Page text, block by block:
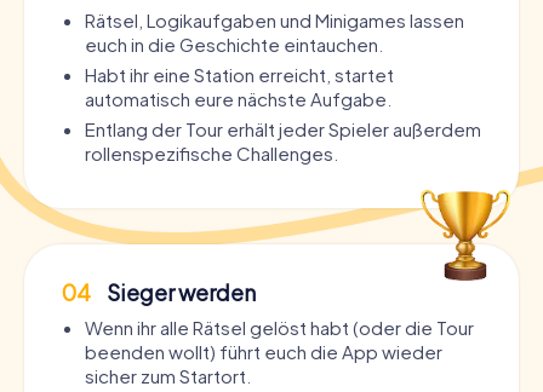
Rätsel, Logikaufgaben und Minigames lassen
euch in die Geschichte eintauchen.
Habt ihr eine Station erreicht, startet
automatisch eure nächste Aufgabe.
Entlang der Tour erhält jeder Spieler außerdem
rollenspezifische Challenges.
04 Sieger werden
Wenn ihr alle Rätsel gelöst habt (oder die Tour
beenden wollt) führt euch die App wieder
sicher zum Startort.